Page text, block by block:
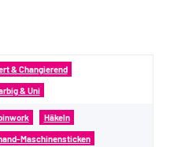
& Changierend
& Uni
Häkeln
Maschinensticken